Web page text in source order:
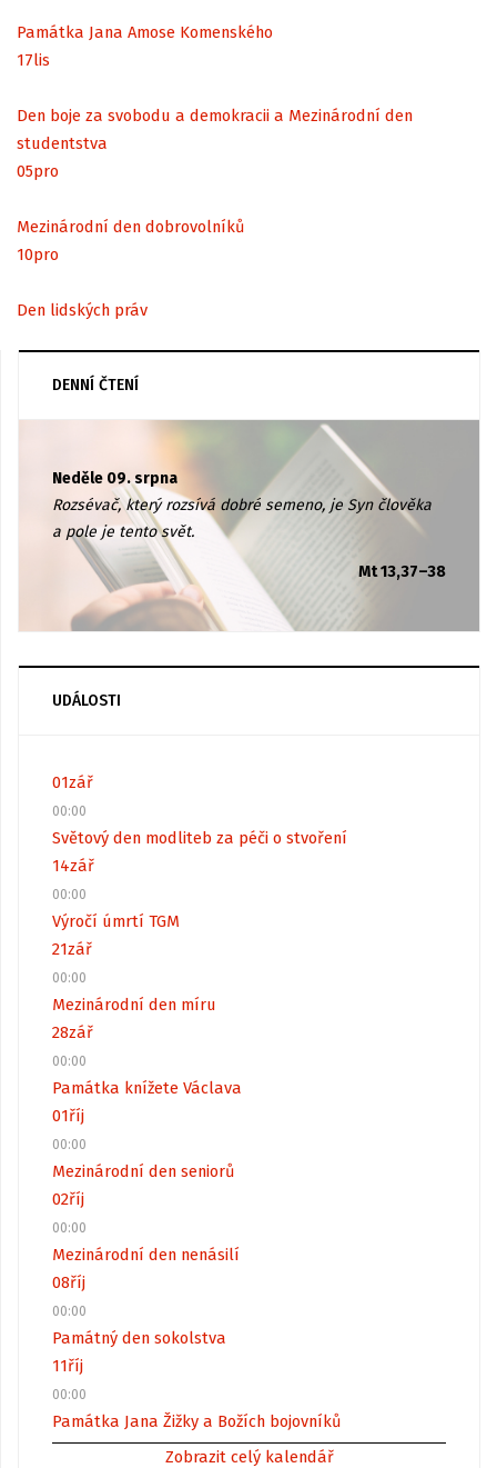
Památka Jana Amose Komenského
17lis
Den boje za svobodu a demokracii a Mezinárodní den
studentstva
05pro
Mezinárodní den dobrovolníků
10pro
Den lidských práv
DENNÍ ČTENÍ
Neděle 09. srpna
Rozsévač, který rozsívá dobré semeno, je Syn člověka
a pole je tento svět.
Mt 13,37–38
UDÁLOSTI
01zář
00:00
Světový den modliteb za péči o stvoření
14zář
00:00
Výročí úmrtí TGM
21zář
00:00
Mezinárodní den míru
28zář
00:00
Památka knížete Václava
01říj
00:00
Mezinárodní den seniorů
02říj
00:00
Mezinárodní den nenásilí
08říj
00:00
Památný den sokolstva
11říj
00:00
Památka Jana Žižky a Božích bojovníků
Zobrazit celý kalendář